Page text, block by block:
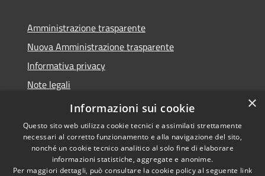
Amministrazione trasparente
Nuova Amministrazione trasparente
Informativa privacy
Note legali
Dichiarazione di accessibilità
Copyright © 2026 • Comune di
×
Informazioni sui cookie
Questo sito web utilizza cookie tecnici e assimilati strettamente
necessari al corretto funzionamento e alla navigazione del sito,
nonché un cookie tecnico analitico al solo fine di elaborare
informazioni statistiche, aggregate e anonime.
Per maggiori dettagli, può consultare la cookie policy al seguente link